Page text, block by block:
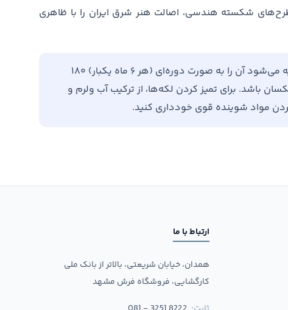
شکسته هندسی، اصالت هنر شرق ایران را با ظاهری
برای افزایش طول عمر فرش خود، توصیه می‌شود آن را به صورت دوره‌ای (هر ۶ ماه یکبار) ۱۸۰
باشد. برای تمیز کردن لکه‌ها، از ترکیب آب ولرم و
مواد شوینده قوی خودداری کنید.
ارتباط با ما
همدان، خیابان شریعتی، بالاتر از بانک ملی
کارگشایی، فروشگاه فرش مشهد